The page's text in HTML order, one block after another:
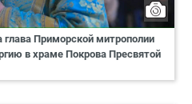
глава Приморской митрополии
в храме Покрова Пресвятой